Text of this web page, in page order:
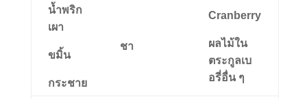
น้ำพริก
เผา
ขมิ้น
กระชาย
ชา
Cranberry
ผลไม้ใน
ตระกูลเบ
อรี่อื่น ๆ